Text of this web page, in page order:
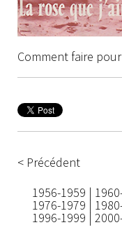
Comment faire
< Précédent
1956-1959 |
1976-1979
1996-1999